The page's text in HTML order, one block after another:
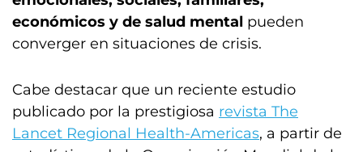
económicos y de salud mental pueden
converger en situaciones de crisis.
Cabe destacar que un reciente estudio
publicado por la prestigiosa revista The
Lancet Regional Health-Americas, a partir de